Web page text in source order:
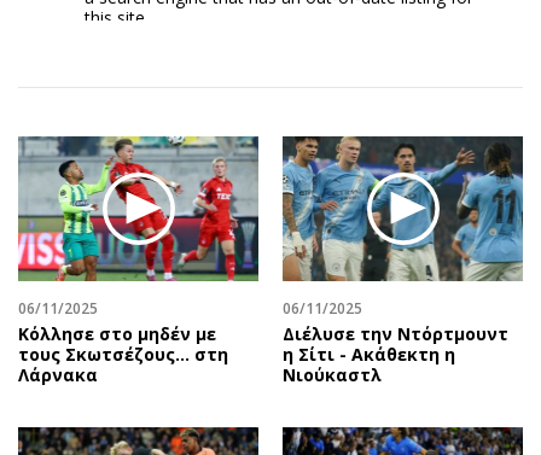
Αθλητισμός
Ελλάδα
Κληρώσεις Allwyn
Οικονομική
Οικονομία
Real Estate
Επιχειρήσεις
Αγορές
Money Review
Trends
Κινητά-tablets
Αυτοκίνηση
Αφιερώματα
Πολιτική
Οικονομία
Γενικά
Αναδρομές
Πρόσωπα
Good Life
06/11/2025
Κόλλησε στο μηδέν με
τους Σκωτσέζους... στη
Λάρνακα
06/11/2025
Διέλυσε την Ντόρτμουντ
η Σίτι - Ακάθεκτη η
Νιούκαστλ